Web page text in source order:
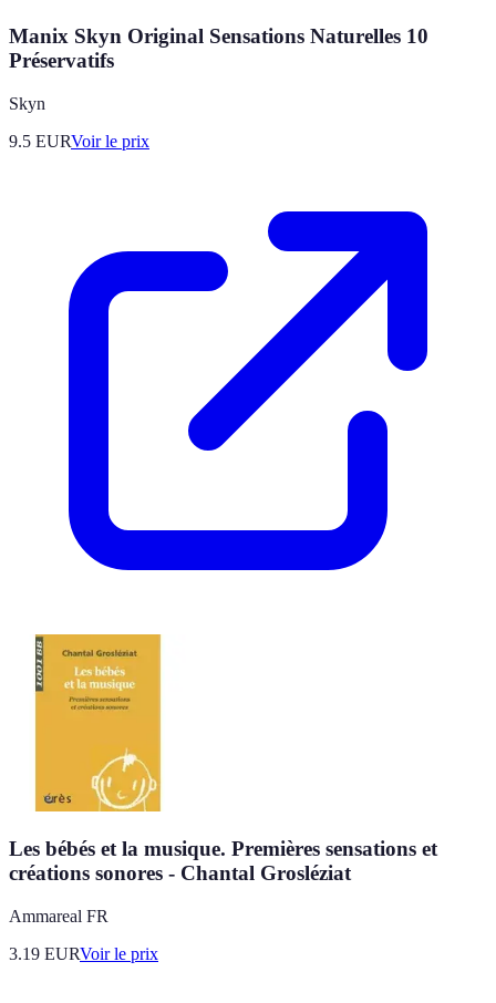
Manix Skyn Original Sensations Naturelles 10
Préservatifs
Skyn
9.5 EURVoir le prix
Les bébés et la musique. Premières sensations et
créations sonores - Chantal Grosléziat
Ammareal FR
3.19 EURVoir le prix